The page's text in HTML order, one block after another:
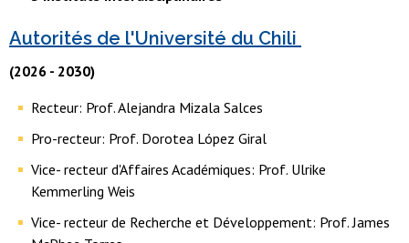
Autorités de l'Université du Chili
(2026 - 2030)
Recteur: Prof. Alejandra Mizala Salces
Pro-recteur: Prof. Dorotea López Giral
Vice- recteur d'Affaires Académiques: Prof. Ulrike
Kemmerling Weis
Vice- recteur de Recherche et Développement: Prof. James